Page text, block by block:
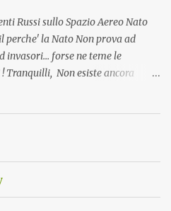
Russi sullo Spazio Aereo Nato
perche' la Nato Non prova ad
invasori... forse ne teme le
Tranquilli, Non esiste ancora
una "False Flag", per provocare
da menti sane, potrebbe